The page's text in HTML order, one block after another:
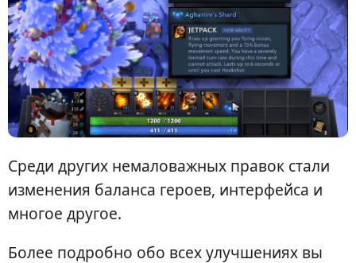
Среди других немаловажных правок стали
изменения баланса героев, интерфейса и
многое другое.
Более подробно обо всех улучшениях вы